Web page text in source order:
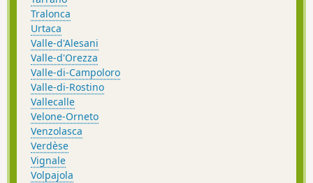
Tralonca
Urtaca
Valle-d'Alesani
Valle-d'Orezza
Valle-di-Campoloro
Valle-di-Rostino
Vallecalle
Velone-Orneto
Venzolasca
Verdèse
Vignale
Volpajola